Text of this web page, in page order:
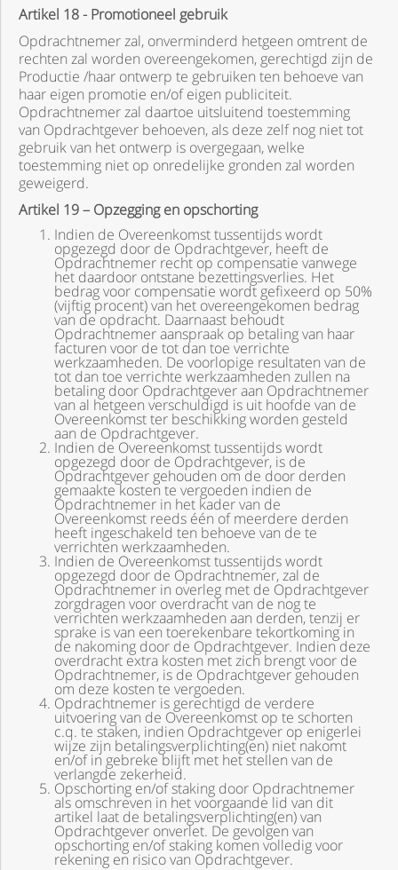
Artikel 18 - Promotioneel gebruik
Opdrachtnemer zal, onverminderd hetgeen omtrent de
rechten zal worden overeengekomen, gerechtigd zijn de
Productie /haar ontwerp te gebruiken ten behoeve van
haar eigen promotie en/of eigen publiciteit.
Opdrachtnemer zal daartoe uitsluitend toestemming
van Opdrachtgever behoeven, als deze zelf nog niet tot
gebruik van het ontwerp is overgegaan, welke
toestemming niet op onredelijke gronden zal worden
geweigerd.
Artikel 19 – Opzegging en opschorting
Indien de Overeenkomst tussentijds wordt
opgezegd door de Opdrachtgever, heeft de
Opdrachtnemer recht op compensatie vanwege
het daardoor ontstane bezettingsverlies. Het
bedrag voor compensatie wordt gefixeerd op 50%
(vijftig procent) van het overeengekomen bedrag
van de opdracht. Daarnaast behoudt
Opdrachtnemer aanspraak op betaling van haar
facturen voor de tot dan toe verrichte
werkzaamheden. De voorlopige resultaten van de
tot dan toe verrichte werkzaamheden zullen na
betaling door Opdrachtgever aan Opdrachtnemer
van al hetgeen verschuldigd is uit hoofde van de
Overeenkomst ter beschikking worden gesteld
aan de Opdrachtgever.
Indien de Overeenkomst tussentijds wordt
opgezegd door de Opdrachtgever, is de
Opdrachtgever gehouden om de door derden
gemaakte kosten te vergoeden indien de
Opdrachtnemer in het kader van de
Overeenkomst reeds één of meerdere derden
heeft ingeschakeld ten behoeve van de te
verrichten werkzaamheden.
Indien de Overeenkomst tussentijds wordt
opgezegd door de Opdrachtnemer, zal de
Opdrachtnemer in overleg met de Opdrachtgever
zorgdragen voor overdracht van de nog te
verrichten werkzaamheden aan derden, tenzij er
sprake is van een toerekenbare tekortkoming in
de nakoming door de Opdrachtgever. Indien deze
overdracht extra kosten met zich brengt voor de
Opdrachtnemer, is de Opdrachtgever gehouden
om deze kosten te vergoeden.
Opdrachtnemer is gerechtigd de verdere
uitvoering van de Overeenkomst op te schorten
c.q. te staken, indien Opdrachtgever op enigerlei
wijze zijn betalingsverplichting(en) niet nakomt
en/of in gebreke blijft met het stellen van de
verlangde zekerheid.
Opschorting en/of staking door Opdrachtnemer
als omschreven in het voorgaande lid van dit
artikel laat de betalingsverplichting(en) van
Opdrachtgever onverlet. De gevolgen van
opschorting en/of staking komen volledig voor
rekening en risico van Opdrachtgever.